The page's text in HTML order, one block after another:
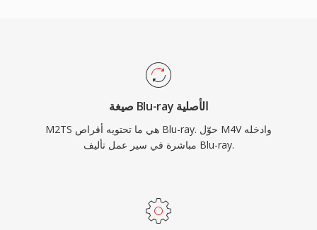
تماماً لأرشفة المحتوى عالي الوضوح حيث يكون
صيغة Blu-ray الأصلية
M2TS هي ما تحتويه أقراص Blu-ray. حوّل M4V وادخله
مباشرة في سير عمل تأليف Blu-ray.